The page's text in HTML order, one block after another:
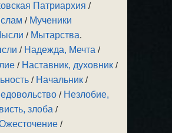
Патриархия /
/ Мученики
/ Мытарства.
/ Надежда, Мечта /
/ Наставник, духовник /
/ Начальник /
/ Незлобие,
злоба /
/